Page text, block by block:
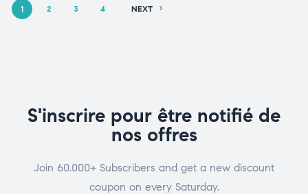
1 2 3 4 NEXT
S'inscrire pour être notifié de
nos offres
Join 60.000+ Subscribers and get a new discount
coupon on every Saturday.